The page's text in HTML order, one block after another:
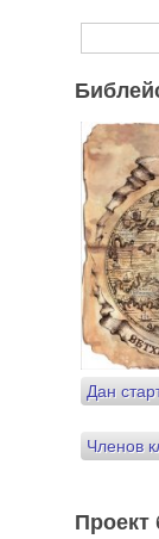
Дан
Членов
Проект